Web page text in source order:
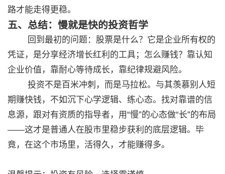
路才能走得更稳。
五、总结：慢就是快的投资哲学
回到最初的问题：股票是什么？它是企业所有权的
凭证，是分享经济增长红利的工具；怎么赚钱？靠认知
企业价值，靠耐心等待成长，靠纪律规避风险。
投资不是百米冲刺，而是马拉松。与其羡慕别人短
期赚快钱，不如沉下心学逻辑、练心态。找对靠谱的信
息源，跟对有资质的指导者，用“慢”的心态做“长”的布局
——这才是普通人在股市里稳步获利的底层逻辑。毕
竟，在这个市场里，活得久，才能赚得多。